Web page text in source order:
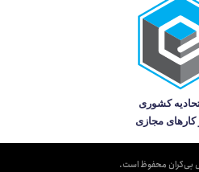
بی‌کران محفوظ است.